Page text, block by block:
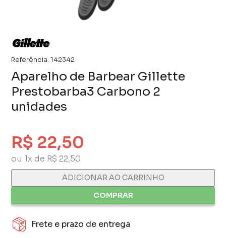
Referência: 142342
Aparelho de Barbear Gillette
Prestobarba3 Carbono 2
unidades
R$ 22,50
ou 1x de R$ 22,50
ADICIONAR AO CARRINHO
COMPRAR
Frete e prazo de entrega